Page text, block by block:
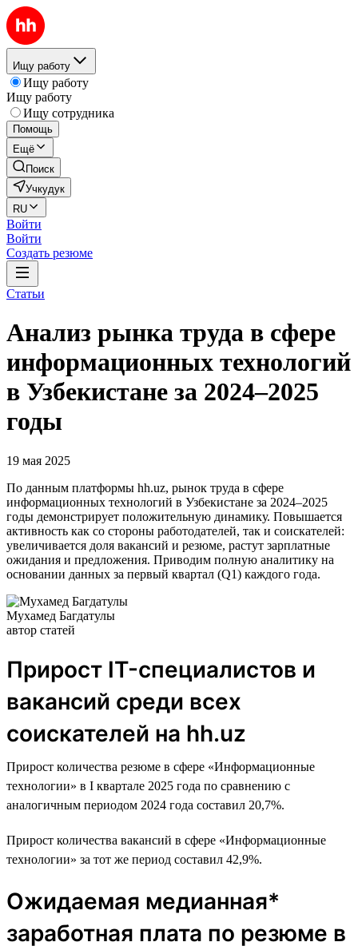
Ищу работу
Ищу работу
Ищу работу
Ищу сотрудника
Помощь
Ещё
Поиск
Учкудук
RU
Войти
Войти
Создать резюме
Статьи
Анализ рынка труда в сфере
информационных технологий
в Узбекистане за 2024–2025
годы
19 мая 2025
По данным платформы hh.uz, рынок труда в сфере
информационных технологий в Узбекистане за 2024–2025
годы демонстрирует положительную динамику. Повышается
активность как со стороны работодателей, так и соискателей:
увеличивается доля вакансий и резюме, растут зарплатные
ожидания и предложения. Приводим полную аналитику на
основании данных за первый квартал (Q1) каждого года.
Мухамед Багдатулы
автор статей
Прирост IT-специалистов и
вакансий среди всех
соискателей на hh.uz
Прирост количества резюме в сфере «Информационные
технологии» в I квартале 2025 года по сравнению с
аналогичным периодом 2024 года составил 20,7%.
Прирост количества вакансий в сфере «Информационные
технологии» за тот же период составил 42,9%.
Ожидаемая медианная*
заработная плата по резюме в